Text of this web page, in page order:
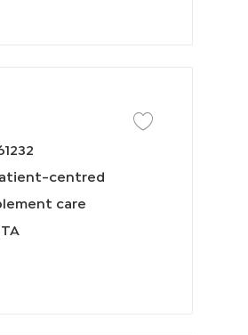
centred
care
保存工作 Physical